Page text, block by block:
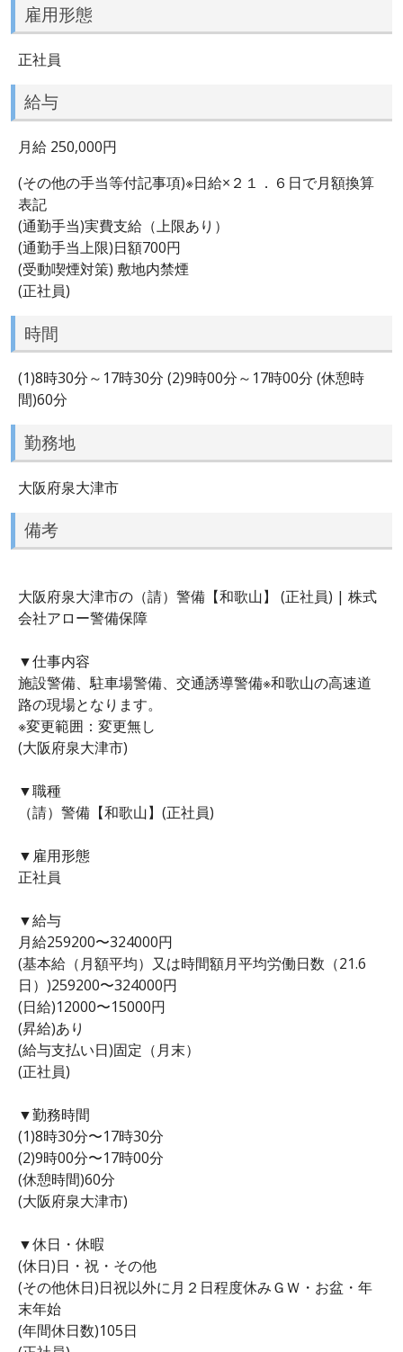
雇用形態
正社員
給与
月給 250,000円
(その他の手当等付記事項)※日給×２１．６日で月額換算
表記
(通勤手当)実費支給（上限あり）
(通勤手当上限)日額700円
(受動喫煙対策) 敷地内禁煙
(正社員)
時間
(1)8時30分～17時30分 (2)9時00分～17時00分 (休憩時
間)60分
勤務地
大阪府泉大津市
備考
大阪府泉大津市の（請）警備【和歌山】 (正社員) | 株式
会社アロー警備保障
▼仕事内容
施設警備、駐車場警備、交通誘導警備※和歌山の高速道
路の現場となります。
※変更範囲：変更無し
(大阪府泉大津市)
▼職種
（請）警備【和歌山】(正社員)
▼雇用形態
正社員
▼給与
月給259200〜324000円
(基本給（月額平均）又は時間額月平均労働日数（21.6
日）)259200〜324000円
(日給)12000〜15000円
(昇給)あり
(給与支払い日)固定（月末）
(正社員)
▼勤務時間
(1)8時30分〜17時30分
(2)9時00分〜17時00分
(休憩時間)60分
(大阪府泉大津市)
▼休日・休暇
(休日)日・祝・その他
(その他休日)日祝以外に月２日程度休みＧＷ・お盆・年
末年始
(年間休日数)105日